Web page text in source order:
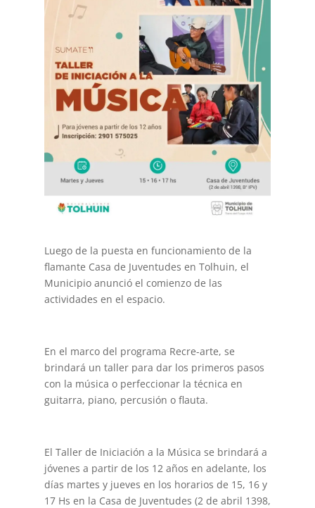
Luego de la puesta en funcionamiento de la
flamante Casa de Juventudes en Tolhuin, el
Municipio anunció el comienzo de las
actividades en el espacio.
En el marco del programa Recre-arte, se
brindará un taller para dar los primeros pasos
con la música o perfeccionar la técnica en
guitarra, piano, percusión o flauta.
El Taller de Iniciación a la Música se brindará a
jóvenes a partir de los 12 años en adelante, los
días martes y jueves en los horarios de 15, 16 y
17 Hs en la Casa de Juventudes (2 de abril 1398,